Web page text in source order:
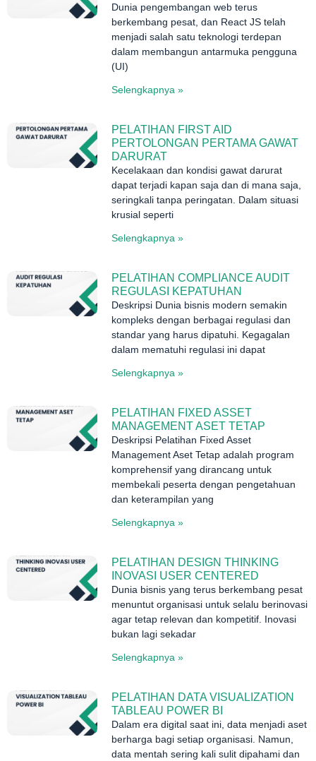
Dunia pengembangan web terus
berkembang pesat, dan React JS telah
menjadi salah satu teknologi terdepan
dalam membangun antarmuka pengguna
(UI)
Selengkapnya »
PELATIHAN FIRST AID
PERTOLONGAN PERTAMA GAWAT
DARURAT
Kecelakaan dan kondisi gawat darurat
dapat terjadi kapan saja dan di mana saja,
seringkali tanpa peringatan. Dalam situasi
krusial seperti
Selengkapnya »
PELATIHAN COMPLIANCE AUDIT
REGULASI KEPATUHAN
Deskripsi Dunia bisnis modern semakin
kompleks dengan berbagai regulasi dan
standar yang harus dipatuhi. Kegagalan
dalam mematuhi regulasi ini dapat
Selengkapnya »
PELATIHAN FIXED ASSET
MANAGEMENT ASET TETAP
Deskripsi Pelatihan Fixed Asset
Management Aset Tetap adalah program
komprehensif yang dirancang untuk
membekali peserta dengan pengetahuan
dan keterampilan yang
Selengkapnya »
PELATIHAN DESIGN THINKING
INOVASI USER CENTERED
Dunia bisnis yang terus berkembang pesat
menuntut organisasi untuk selalu berinovasi
agar tetap relevan dan kompetitif. Inovasi
bukan lagi sekadar
Selengkapnya »
PELATIHAN DATA VISUALIZATION
TABLEAU POWER BI
Dalam era digital saat ini, data menjadi aset
berharga bagi setiap organisasi. Namun,
data mentah sering kali sulit dipahami dan